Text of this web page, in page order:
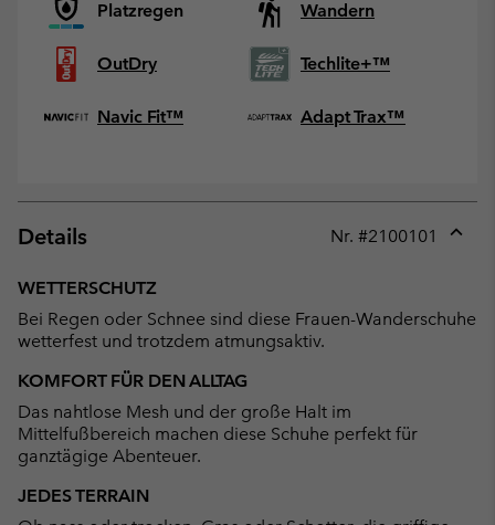
Platzregen Wandern
OutDry Techlite+™
Navic Fit™ Adapt Trax™
Details Nr. #2100101
WETTERSCHUTZ
Bei Regen oder Schnee sind diese Frauen-Wanderschuhe
wetterfest und trotzdem atmungsaktiv.
KOMFORT FÜR DEN ALLTAG
Das nahtlose Mesh und der große Halt im
Mittelfußbereich machen diese Schuhe perfekt für
ganztägige Abenteuer.
JEDES TERRAIN